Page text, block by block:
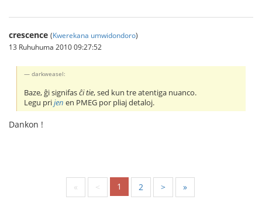
crescence (Kwerekana umwidondoro)
13 Ruhuhuma 2010 09:27:52
darkweasel:
Baze, ĝi signifasĉi tie, sed kun tre atentiga nuanco.
Legu prijen en PMEG por pliaj detaloj.
Dankon !
« < 1 2 > »